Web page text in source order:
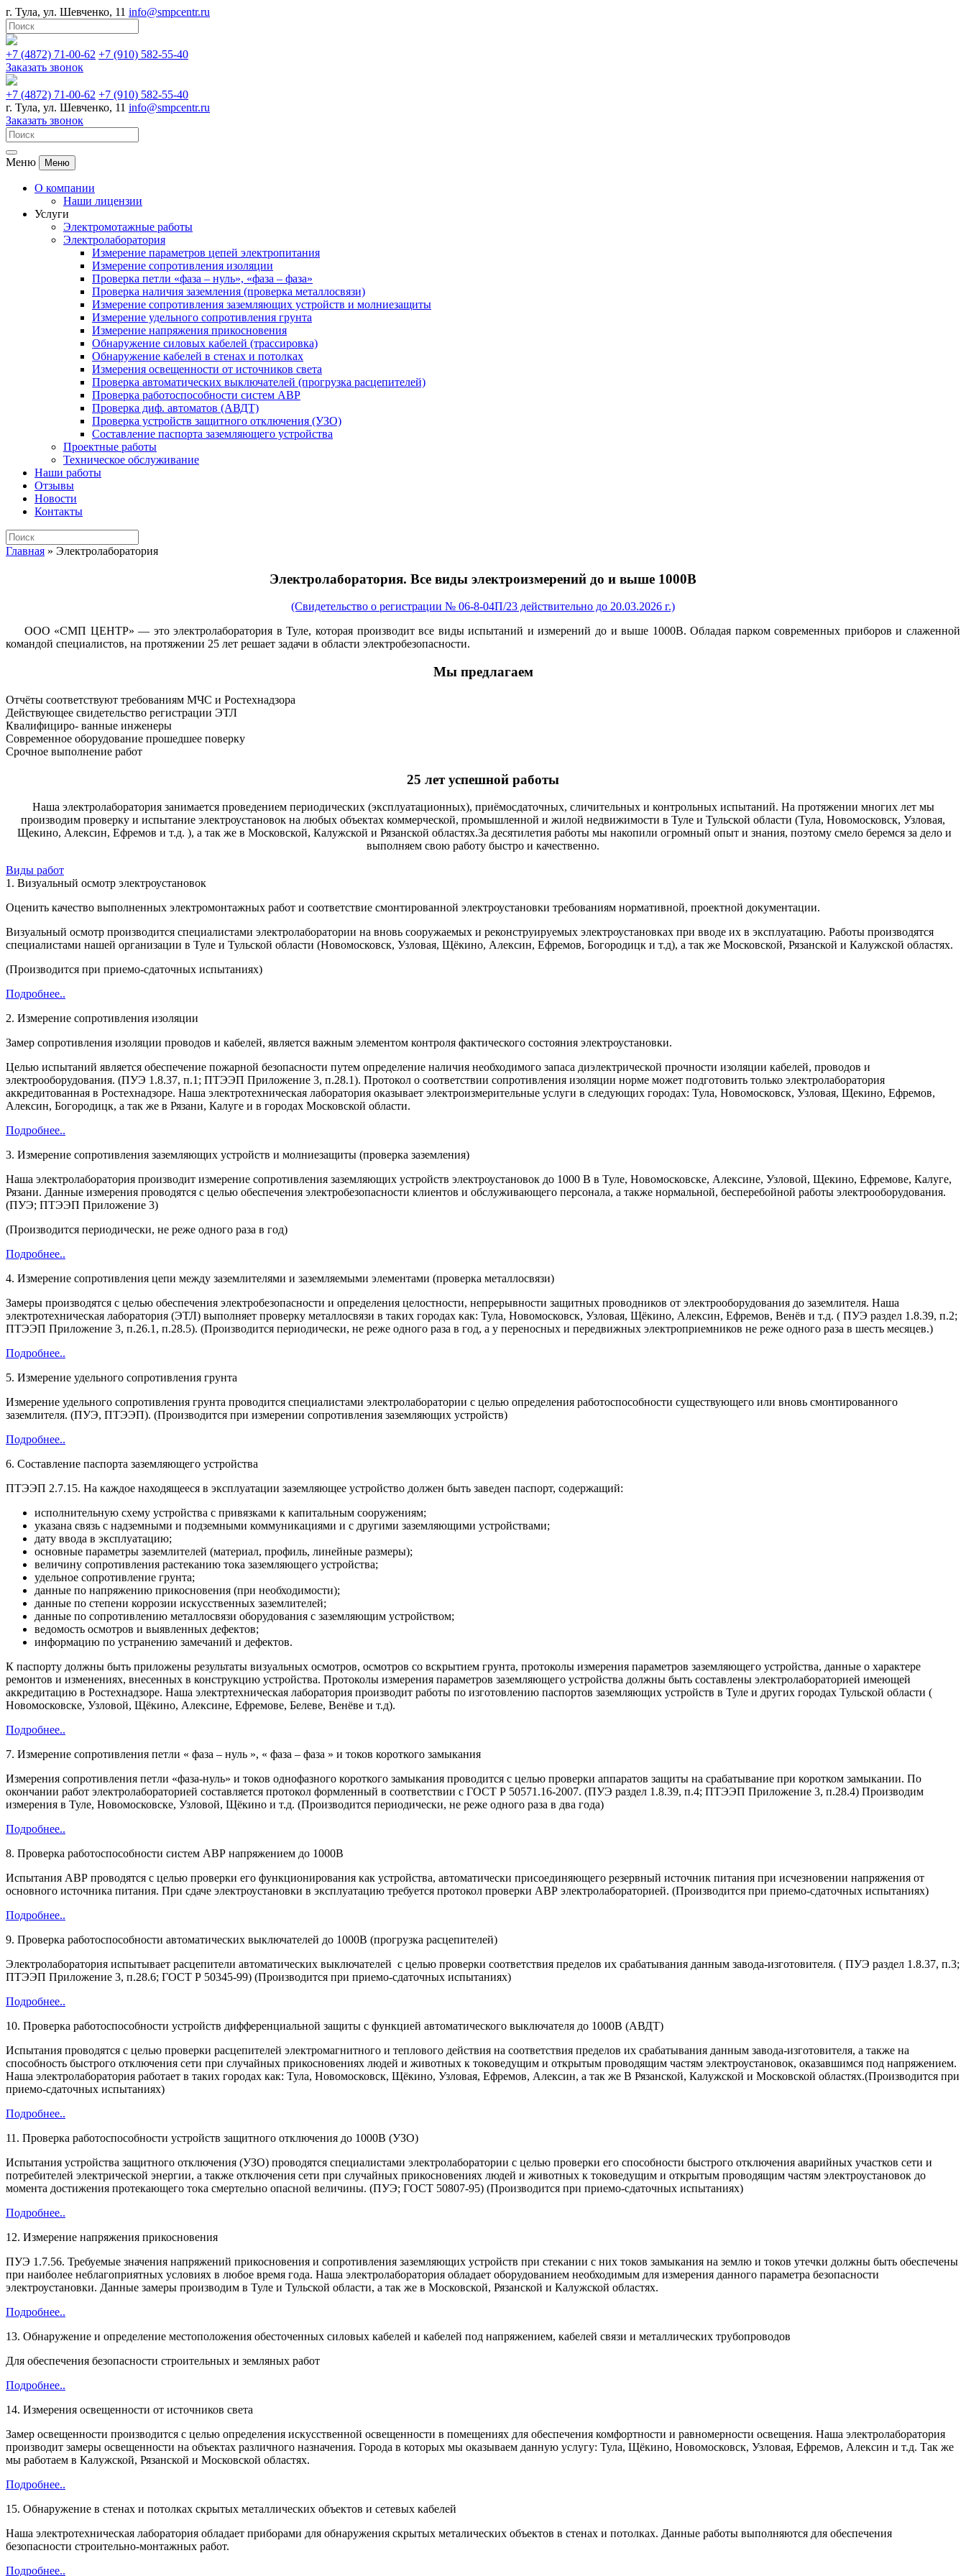
г. Тула, ул. Шевченко, 11 info@smpcentr.ru
+7 (4872) 71-00-62 +7​ (910)​ 582-55-40
Заказать звонок
+7 (4872) 71-00-62 +7​ (910)​ 582-55-40
г. Тула, ул. Шевченко, 11 info@smpcentr.ru
Заказать звонок
Меню Меню
О компании
Наши лицензии
Услуги
Электромотажные работы
Электролаборатория
Измерение параметров цепей электропитания
Измерение сопротивления изоляции
Проверка петли «фаза – нуль», «фаза – фаза»
Проверка наличия заземления (проверка металлосвязи)
Измерение сопротивления заземляющих устройств и молниезащиты
Измерение удельного сопротивления грунта
Измерение напряжения прикосновения
Обнаружение силовых кабелей (трассировка)
Обнаружение кабелей в стенах и потолках
Измерения освещенности от источников света
Проверка автоматических выключателей (прогрузка расцепителей)
Проверка работоспособности систем АВР
Проверка диф. автоматов (АВДТ)
Проверка устройств защитного отключения (УЗО)
Составление паспорта заземляющего устройства
Проектные работы
Техническое обслуживание
Наши работы
Отзывы
Новости
Контакты
Главная » Электролаборатория
Электролаборатория. Все виды электроизмерений до и выше 1000В
(Свидетельство о регистрации № 06-8-04П/23 действительно до 20.03.2026 г.)
ООО «СМП ЦЕНТР» — это электролаборатория в Туле, которая производит все виды испытаний и измерений до и выше 1000В. Обладая парком современных приборов и слаженной
командой специалистов, на протяжении 25 лет решает задачи в области электробезопасности.
Мы предлагаем
Отчёты соответствуют требованиям МЧС и Ростехнадзора
Действующее свидетельство регистрации ЭТЛ
Квалифициро- ванные инженеры
Современное оборудование прошедшее поверку
Срочное выполнение работ
25 лет успешной работы
Наша электролаборатория занимается проведением периодических (эксплуатационных), приёмосдаточных, сличительных и контрольных испытаний. На протяжении многих лет мы
производим проверку и испытание электроустановок на любых объектах коммерческой, промышленной и жилой недвижимости в Туле и Тульской области (Тула, Новомосковск, Узловая,
Щекино, Алексин, Ефремов и т.д. ), а так же в Московской, Калужской и Рязанской областях.За десятилетия работы мы накопили огромный опыт и знания, поэтому смело беремся за дело и
выполняем свою работу быстро и качественно.
Виды работ
1. Визуальный осмотр электроустановок
Оценить качество выполненных электромонтажных работ и соответствие смонтированной электроустановки требованиям нормативной, проектной документации.
Визуальный осмотр производится специалистами электролаборатории на вновь сооружаемых и реконструируемых электроустановках при вводе их в эксплуатацию. Работы производятся
специалистами нашей организации в Туле и Тульской области (Новомосковск, Узловая, Щёкино, Алексин, Ефремов, Богородицк и т.д), а так же Московской, Рязанской и Калужской областях.
(Производится при приемо-сдаточных испытаниях)
Подробнее..
2. Измерение сопротивления изоляции
Замер сопротивления изоляции проводов и кабелей, является важным элементом контроля фактического состояния электроустановки.
Целью испытаний является обеспечение пожарной безопасности путем определение наличия необходимого запаса диэлектрической прочности изоляции кабелей, проводов и
электрооборудования. (ПУЭ 1.8.37, п.1; ПТЭЭП Приложение 3, п.28.1). Протокол о соответствии сопротивления изоляции норме может подготовить только электролаборатория
аккредитованная в Ростехнадзоре. Наша электротехническая лаборатория оказывает электроизмерительные услуги в следующих городах: Тула, Новомосковск, Узловая, Щекино, Ефремов,
Алексин, Богородицк, а так же в Рязани, Калуге и в городах Московской области.
Подробнее..
3. Измерение сопротивления заземляющих устройств и молниезащиты (проверка заземления)
Наша электролаборатория производит измерение сопротивления заземляющих устройств электроустановок до 1000 В в Туле, Новомосковске, Алексине, Узловой, Щекино, Ефремове, Калуге,
Рязани. Данные измерения проводятся с целью обеспечения электробезопасности клиентов и обслуживающего персонала, а также нормальной, бесперебойной работы электрооборудования.
(ПУЭ; ПТЭЭП Приложение 3)
(Производится периодически, не реже одного раза в год)
Подробнее..
4. Измерение сопротивления цепи между заземлителями и заземляемыми элементами (проверка металлосвязи)
Замеры производятся с целью обеспечения электробезопасности и определения целостности, непрерывности защитных проводников от электрооборудования до заземлителя. Наша
электротехническая лаборатория (ЭТЛ) выполняет проверку металлосвязи в таких городах как: Тула, Новомосковск, Узловая, Щёкино, Алексин, Ефремов, Венёв и т.д. ( ПУЭ раздел 1.8.39, п.2;
ПТЭЭП Приложение 3, п.26.1, п.28.5). (Производится периодически, не реже одного раза в год, а у переносных и передвижных электроприемников не реже одного раза в шесть месяцев.)
Подробнее..
5. Измерение удельного сопротивления грунта
Измерение удельного сопротивления грунта проводится специалистами электролаборатории с целью определения работоспособности существующего или вновь смонтированного
заземлителя. (ПУЭ, ПТЭЭП). (Производится при измерении сопротивления заземляющих устройств)
Подробнее..
6. Составление паспорта заземляющего устройства
ПТЭЭП 2.7.15. На каждое находящееся в эксплуатации заземляющее устройство должен быть заведен паспорт, содержащий:
исполнительную схему устройства с привязками к капитальным сооружениям;
указана связь с надземными и подземными коммуникациями и с другими заземляющими устройствами;
дату ввода в эксплуатацию;
основные параметры заземлителей (материал, профиль, линейные размеры);
величину сопротивления растеканию тока заземляющего устройства;
удельное сопротивление грунта;
данные по напряжению прикосновения (при необходимости);
данные по степени коррозии искусственных заземлителей;
данные по сопротивлению металлосвязи оборудования с заземляющим устройством;
ведомость осмотров и выявленных дефектов;
информацию по устранению замечаний и дефектов.
К паспорту должны быть приложены результаты визуальных осмотров, осмотров со вскрытием грунта, протоколы измерения параметров заземляющего устройства, данные о характере
ремонтов и изменениях, внесенных в конструкцию устройства. Протоколы измерения параметров заземляющего устройства должны быть составлены электролабораторией имеющей
аккредитацию в Ростехнадзоре. Наша электртехническая лаборатория производит работы по изготовлению паспортов заземляющих устройств в Туле и других городах Тульской области (
Новомосковске, Узловой, Щёкино, Алексине, Ефремове, Белеве, Венёве и т.д).
Подробнее..
7. Измерение сопротивления петли « фаза – нуль », « фаза – фаза » и токов короткого замыкания
Измерения сопротивления петли «фаза-нуль» и токов однофазного короткого замыкания проводится с целью проверки аппаратов защиты на срабатывание при коротком замыкании. По
окончании работ электролабораторией составляется протокол формленный в соответствии с ГОСТ Р 50571.16-2007. (ПУЭ раздел 1.8.39, п.4; ПТЭЭП Приложение 3, п.28.4) Производим
измерения в Туле, Новомосковске, Узловой, Щёкино и т.д. (Производится периодически, не реже одного раза в два года)
Подробнее..
8. Проверка работоспособности систем АВР напряжением до 1000В
Испытания АВР проводятся с целью проверки его функционирования как устройства, автоматически присоединяющего резервный источник питания при исчезновении напряжения от
основного источника питания. При сдаче электроустановки в эксплуатацию требуется протокол проверки АВР электролабораторией. (Производится при приемо-сдаточных испытаниях)
Подробнее..
9. Проверка работоспособности автоматических выключателей до 1000В (прогрузка расцепителей)
Электролаборатория испытывает расцепители автоматических выключателей с целью проверки соответствия пределов их срабатывания данным завода-изготовителя. ( ПУЭ раздел 1.8.37, п.3;
ПТЭЭП Приложение 3, п.28.6; ГОСТ Р 50345-99) (Производится при приемо-сдаточных испытаниях)
Подробнее..
10. Проверка работоспособности устройств дифференциальной защиты с функцией автоматического выключателя до 1000В (АВДТ)
Испытания проводятся с целью проверки расцепителей электромагнитного и теплового действия на соответствия пределов их срабатывания данным завода-изготовителя, а также на
способность быстрого отключения сети при случайных прикосновениях людей и животных к токоведущим и открытым проводящим частям электроустановок, оказавшимся под напряжением.
Наша электролаборатория работает в таких городах как: Тула, Новомосковск, Щёкино, Узловая, Ефремов, Алексин, а так же В Рязанской, Калужской и Московской областях.(Производится при
приемо-сдаточных испытаниях)
Подробнее..
11. Проверка работоспособности устройств защитного отключения до 1000В (УЗО)
Испытания устройства защитного отключения (УЗО) проводятся специалистами электролаборатории с целью проверки его способности быстрого отключения аварийных участков сети и
потребителей электрической энергии, а также отключения сети при случайных прикосновениях людей и животных к токоведущим и открытым проводящим частям электроустановок до
момента достижения протекающего тока смертельно опасной величины. (ПУЭ; ГОСТ 50807-95) (Производится при приемо-сдаточных испытаниях)
Подробнее..
12. Измерение напряжения прикосновения
ПУЭ 1.7.56. Требуемые значения напряжений прикосновения и сопротивления заземляющих устройств при стекании с них токов замыкания на землю и токов утечки должны быть обеспечены
при наиболее неблагоприятных условиях в любое время года. Наша электролаборатория обладает оборудованием необходимым для измерения данного параметра безопасности
электроустановки. Данные замеры производим в Туле и Тульской области, а так же в Московской, Рязанской и Калужской областях.
Подробнее..
13. Обнаружение и определение местоположения обесточенных силовых кабелей и кабелей под напряжением, кабелей связи и металлических трубопроводов
Для обеспечения безопасности строительных и земляных работ
Подробнее..
14. Измерения освещенности от источников света
Замер освещенности производится с целью определения искусственной освещенности в помещениях для обеспечения комфортности и равномерности освещения. Наша электролаборатория
производит замеры освещенности на объектах различного назначения. Города в которых мы оказываем данную услугу: Тула, Щёкино, Новомосковск, Узловая, Ефремов, Алексин и т.д. Так же
мы работаем в Калужской, Рязанской и Московской областях.
Подробнее..
15. Обнаружение в стенах и потолках скрытых металлических объектов и сетевых кабелей
Наша электротехническая лаборатория обладает приборами для обнаружения скрытых металических объектов в стенах и потолках. Данные работы выполняются для обеспечения
безопасности строительно-монтажных работ.
Подробнее..